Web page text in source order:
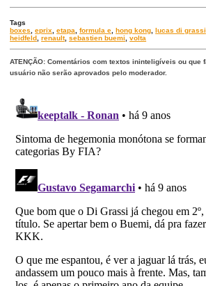
Tags
boxes,eprix,etapa,formula e, hong kong, lucas di grassi
heidfeld,renault,sebastien buemi,volta
ATENÇÃO: Comentários com textos ininteligíveis ou que
usuário não serão aprovados pelo moderador.